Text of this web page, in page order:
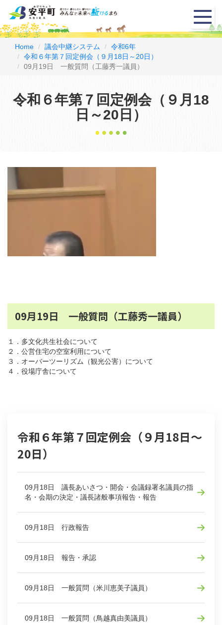
メ
ニ
ュ
Home 議会中継システム
令和6年
令和６年第７回定例会（９月18日～20日）
09月19日 一般質問（工藤秀一議員）
令和６年第７回定例会（９月18
日～20日）
09月19日 一般質問（工藤秀一議員）
１．多文化共生社会について
２．公営住宅の空室利用について
３．オーバーツーリズム（観光公害）について
４．役場庁舎について
令和６年第７回定例会（９月18日～
20日）
09月18日 議長あいさつ・開会・会議録署名議員の指
名・会期の決定・議長諸般事項報告・報告
09月18日 行政報告
09月18日 報告・承認
09月18日 一般質問（米川恵美子議員）
09月18日 一般質問（鳥越真由美議員）